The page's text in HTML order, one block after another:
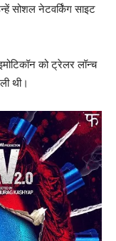
सोशल नेटवर्किंग साइट
को ट्रेलर लॉन्च
थी।